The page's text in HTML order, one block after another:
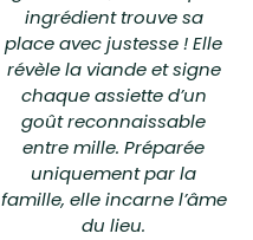
ingrédient trouve sa
place avec justesse ! Elle
révèle la viande et signe
chaque assiette d’un
goût reconnaissable
entre mille. Préparée
uniquement par la
famille, elle incarne l’âme
du lieu.